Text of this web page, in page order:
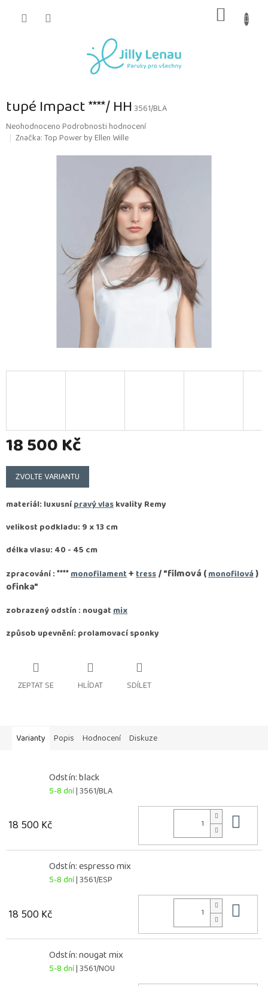
KOŠÍK
tupé Impact ****/ HH3561/BLA
Průměrné
hodnocení
NeohodnocenoPodrobnosti hodnocení
Značka:Top Power by Ellen Wille
18 500 Kč
Měrná
cena:
ZVOLTE VARIANTU
materiál: luxusnípravý vlaskvality Remy
velikost podkladu: 9 x 13 cm
délka vlasu: 40 - 45 cm
zpracování :****monofilament+tress/ "filmová (monofilová)
ofinka"
zobrazený odstín : nougatmix
způsob upevnění: prolamovací sponky
ZEPTAT SE HLÍDAT SDÍLET
Varianty Popis Hodnocení Diskuze
Odstín: black
5-8 dní| 3561/BLA
18 500 Kč
Odstín: espresso mix
5-8 dní| 3561/ESP
18 500 Kč
Odstín: nougat mix
5-8 dní| 3561/NOU